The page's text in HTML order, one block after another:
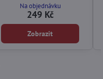
Na objednávku
249 Kč
Zobrazit